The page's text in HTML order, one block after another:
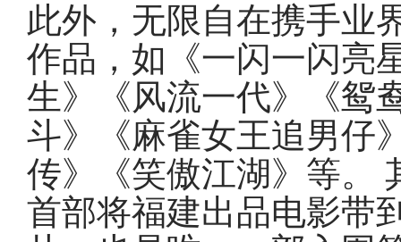
此外，无限自在携手业
作品，如《一闪一闪亮
生》《风流一代》《鸳
斗》《麻雀女王追男仔
传》《笑傲江湖》等。
首部将福建出品电影带